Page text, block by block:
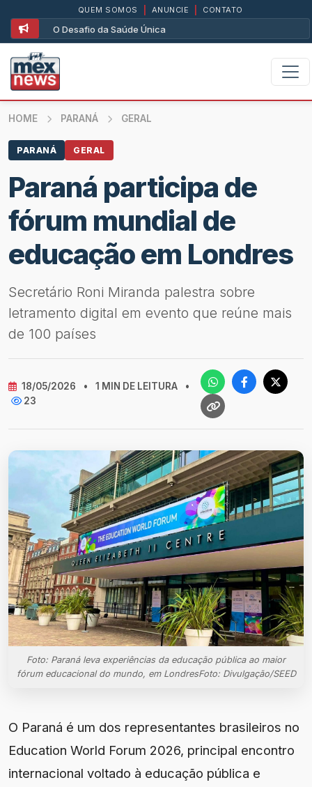
O Desafio da Saúde Única
QUEM SOMOS ANUNCIE CONTATO
HOME PARANÁ GERAL
PARANÁ GERAL
Paraná participa de
fórum mundial de
educação em Londres
Secretário Roni Miranda palestra sobre
letramento digital em evento que reúne mais
de 100 países
18/05/2026 • 1 MIN DE LEITURA
•
23
Foto: Paraná leva experiências da educação pública ao maior
fórum educacional do mundo, em LondresFoto: Divulgação/SEED
O Paraná é um dos representantes brasileiros no
Education World Forum 2026, principal encontro
internacional voltado à educação pública e